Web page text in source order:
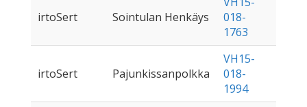
irtoSert Sointulan Henkäys
018-
1763
irtoSert Pajunkissanpolkka
VH15-
018-
1994